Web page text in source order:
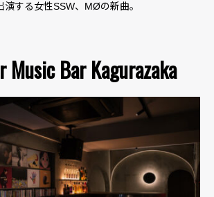
演する女性SSW、MØの新曲。
Music Bar Kagurazaka